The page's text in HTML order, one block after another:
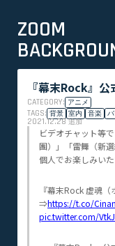
ZOOM
『幕末Rock』
CATEGORY: アニメ
TAGS: 背景 室内 音楽
2021.12.28追加
ビデオチャット等
團）」「雷舞（新
個人でお楽しみい
『幕末Rock 虚魂
⇒https://t.co/
pic.twitter.com/